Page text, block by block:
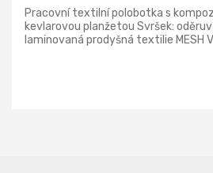
Pracovní textilní polobotka s
kevlarovou planžetou Svršek:
laminovaná prodyšná textilie MESH
- odolná proti palivovým olejům,